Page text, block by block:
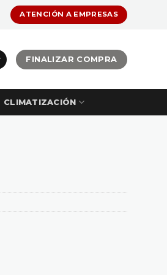
ATENCIÓN A EMPRESAS
FINALIZAR COMPRA
CLIMATIZACIÓN